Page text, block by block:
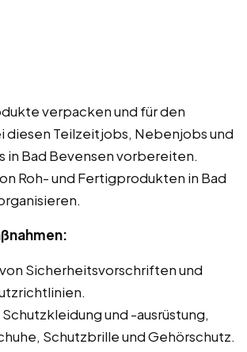
verpacken und für den
diesen Teilzeitjobs, Nebenjobs und
in Bad Bevensen vorbereiten.
Roh- und Fertigprodukten in Bad
Sicherheitsvorschriften und
Schutzkleidung und -ausrüstung,
Schutzbrille und Gehörschutz.